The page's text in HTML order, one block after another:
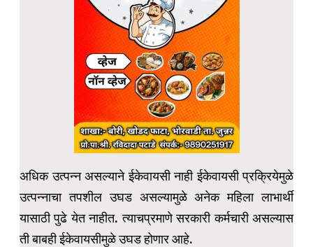
अधिक उत्पन्न असल्याने ईकेवायसी नाही ईकेवायसी प्रक्रियेमुळे
उत्पन्नाचा तपशील उघड असल्यामुळे अनेक महिला लाभार्थी
यासाठी पुढे येत नाहीत. त्याचप्रमाणे सरकारी कर्मचारी असल्यास
ती बाबही ईकेवायसीमुळे उघड होणार आहे.